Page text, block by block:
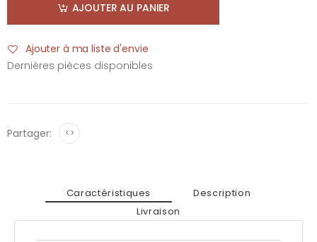
AJOUTER AU PANIER
Ajouter à ma liste d'envie
Dernières pièces disponibles
Partager: <>
Caractéristiques
Description
Livraison